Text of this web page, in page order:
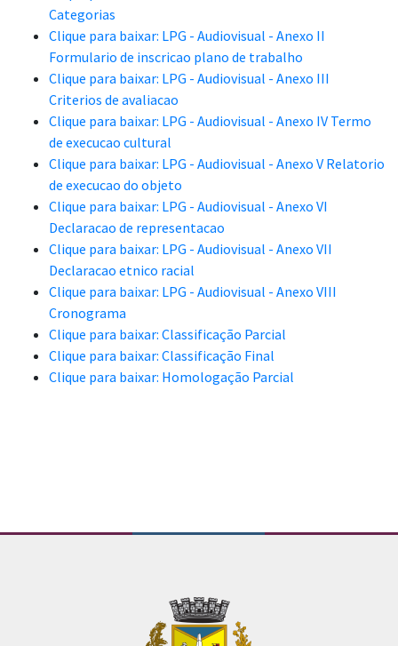
Categorias
Clique para baixar: LPG - Audiovisual - Anexo II
Formulario de inscricao plano de trabalho
Clique para baixar: LPG - Audiovisual - Anexo III
Criterios de avaliacao
Clique para baixar: LPG - Audiovisual - Anexo IV Termo
de execucao cultural
Clique para baixar: LPG - Audiovisual - Anexo V Relatorio
de execucao do objeto
Clique para baixar: LPG - Audiovisual - Anexo VI
Declaracao de representacao
Clique para baixar: LPG - Audiovisual - Anexo VII
Declaracao etnico racial
Clique para baixar: LPG - Audiovisual - Anexo VIII
Cronograma
Clique para baixar: Classificação Parcial
Clique para baixar: Classificação Final
Clique para baixar: Homologação Parcial